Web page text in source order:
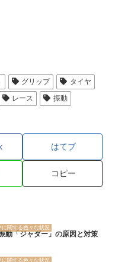
グリップ
タイヤ
レース
振動
はてブ
コピー
に関する色々な状況
動「ジャダー」の原因と対策
に関する色々な状況